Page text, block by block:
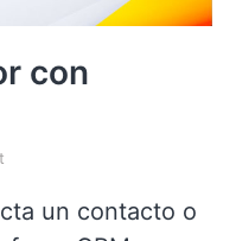
con
un contacto o